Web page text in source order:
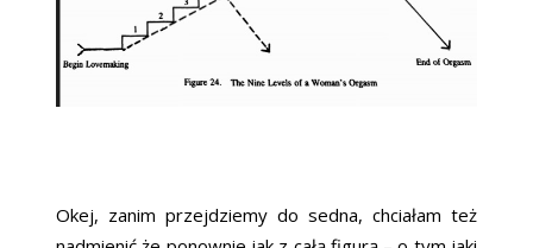
Okej, zanim przejdziemy do sedna, chciałam też